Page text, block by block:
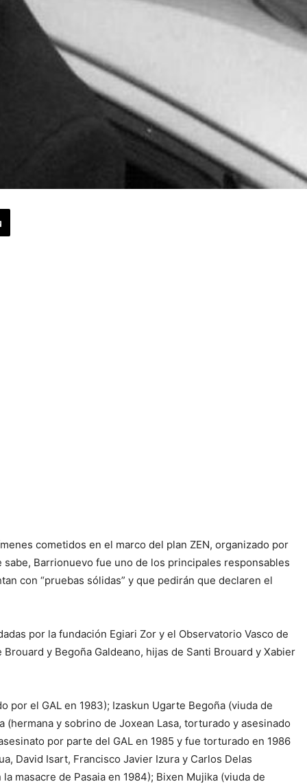
cometidos en el marco del plan ZEN, organizado por
Barrionuevo fue uno de los principales responsables
con “pruebas sólidas” y que pedirán que declaren el
por la fundación Egiari Zor y el Observatorio Vasco de
y Begoña Galdeano, hijas de Santi Brouard y Xabier
por el GAL en 1983); Izaskun Ugarte Begoña (viuda de
(hermana y sobrino de Joxean Lasa, torturado y asesinado
por parte del GAL en 1985 y fue torturado en 1986
David Isart, Francisco Javier Izura y Carlos Delas
masacre de Pasaia en 1984); Bixen Mujika (viuda de